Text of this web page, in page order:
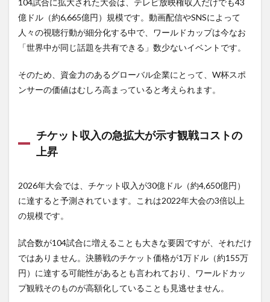
104試合に拡大された大会は、テレビ放映権収入だけでも43
億ドル（約6,665億円）規模です。動画配信やSNSによって
人々の視聴行動が細分化する中で、ワールドカップは今なお
「世界中が同じ話題を共有できる」数少ないイベントです。
そのため、資金力のあるグローバル企業にとって、W杯スポ
ンサーの価値はむしろ高まっていると考えられます。
チケット収入の急拡大が示す観戦コストの
上昇
2026年大会では、チケット収入が30億ドル（約4,650億円）
に達すると予測されています。これは2022年大会の3倍以上
の規模です。
試合数が104試合に増えることも大きな要因ですが、それだけ
ではありません。決勝戦のチケット価格が1万ドル（約155万
円）に達する可能性があるとも言われており、ワールドカッ
プ観戦そのものが高額化していることも見逃せません。